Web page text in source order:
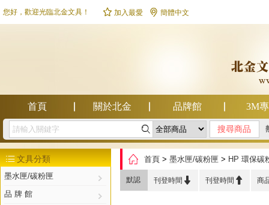
您好，歡迎光臨北金文具！  加入最愛  簡體中文
首頁 關於北金 品牌館 3M
幫助中心 
文具分類
墨水匣/碳粉匣
品 牌 館
 首頁 > 墨水匣/碳粉匣 > HP 環保碳
默認 刊登時間  刊登時間  商